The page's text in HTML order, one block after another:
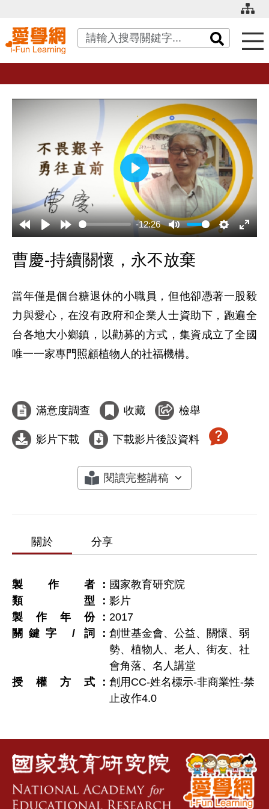
關鍵字搜尋
-12:26
播
放
曹慶-持續關懷，永不放棄
當年僅是個台糖退休的小職員，但他卻憑著一股毅
力與愛心，在沒有政府和企業人士資助下，跑遍全
台各地大小鄉鎮，以勸募的方式，集資成立了全國
唯一一家專門照顧植物人的社福機構。
滿意度調查 收藏 檢舉
影片下載 下載影片後設資料
閱讀完整講稿
關於 分享
製作者
國家教育研究院
類型
影片
製作年份
2017
關鍵字 / 詞
創世基金會、公益、關懷、弱
勢、植物人、老人、街友、社
會角落、名人講堂
授權方式
創用CC-姓名標示-非商業性-禁
止改作4.0